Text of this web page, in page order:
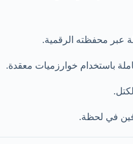
عبر محفظته الرقمية.
باستخدام خوارزميات معقدة.
في لحظة.